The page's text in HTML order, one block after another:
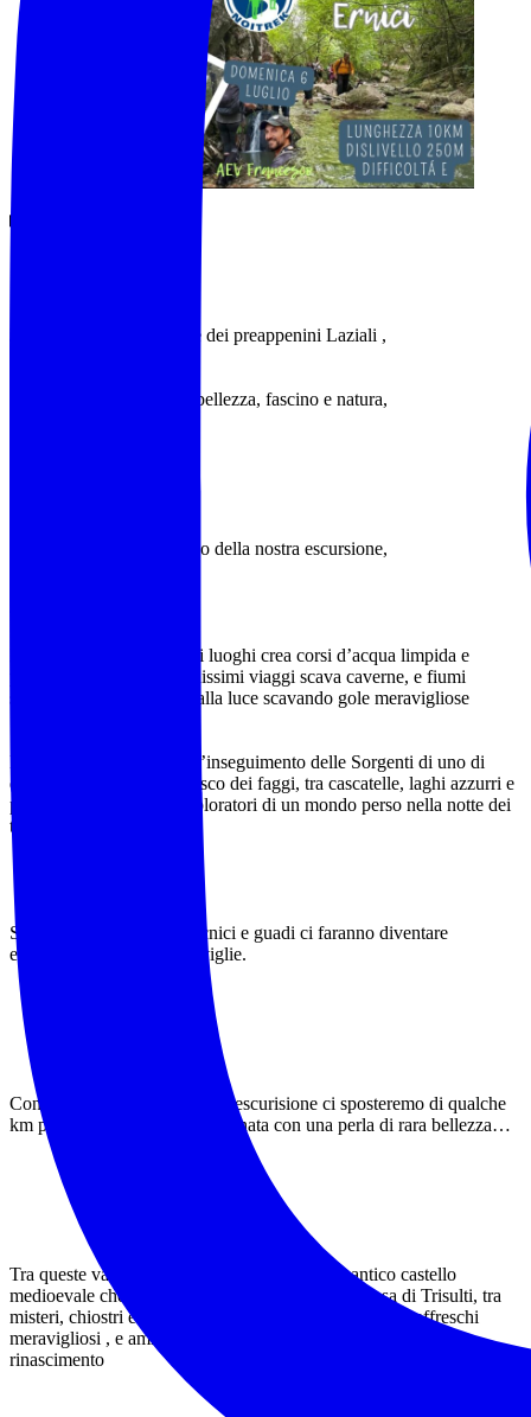
🟠 𝗗𝗘𝗦𝗖𝗥𝗜𝗭𝗜𝗢𝗡𝗘
I monti Ernici fanno parte dei preappenini Laziali ,
Giganti carsici scrigni di bellezza, fascino e natura,
Ci porteremo poi nel pieno della nostra escursione,
Il carsismo tipico di questi luoghi crea corsi d’acqua limpida e
purissima che dopo lunghissimi viaggi scava caverne, e fiumi
sotterranei fino ad uscire alla luce scavando gole meravigliose
Il nostro viaggio andrà all’inseguimento delle Sorgenti di uno di
questi corsi d’acqua al fresco dei faggi, tra cascatelle, laghi azzurri e
pareti calcaree saremo esploratori di un mondo perso nella notte dei
tempi,
Salti su rocce, passaggi tecnici e guadi ci faranno diventare
esploratori di queste meraviglie.
Con chi vuol rimanere dopo l’escurisione ci sposteremo di qualche
km per arricchire la nostra giornata con una perla di rara bellezza…
Tra queste valli nel XII secolo fu costruito un antico castello
medioevale che poi divenne la meravigliosa Certosa di Trisulti, tra
misteri, chiostri e antiche biblioteche la scopriremo tra affreschi
meravigliosi , e ammireremo la stupenda farmacia perla del
rinascimento